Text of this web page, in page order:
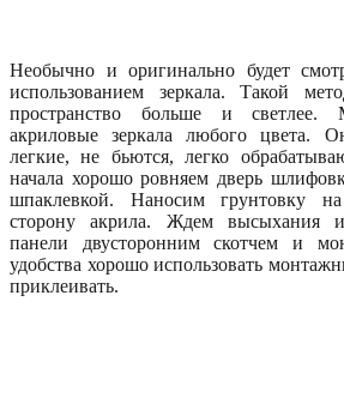
Необычно и оригинально будет
использованием зеркала. Такой
пространство больше и светлее.
акриловые зеркала любого цвета.
легкие, не бьются, легко
начала хорошо ровняем дверь
шпаклевкой. Наносим грунтовку
сторону акрила. Ждем высыхания
панели двусторонним скотчем и
удобства хорошо использовать
приклеивать.